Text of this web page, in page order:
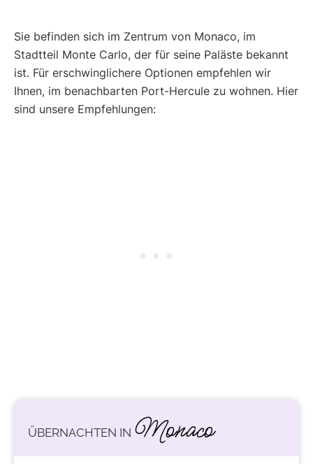
Sie befinden sich im Zentrum von Monaco, im
Stadtteil Monte Carlo, der für seine Paläste bekannt
ist. Für erschwinglichere Optionen empfehlen wir
Ihnen, im benachbarten Port-Hercule zu wohnen. Hier
sind unsere Empfehlungen:
ÜBERNACHTEN IN Monaco